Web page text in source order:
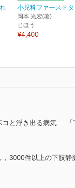
小児科ファーストタ
岡本 光宏(著)
じほう
¥4,400
と浮き出る病気──
3000件以上の下肢